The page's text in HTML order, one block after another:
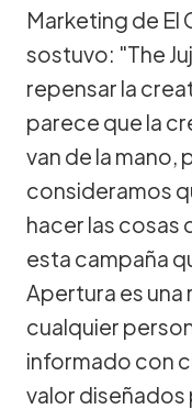
Marketing de El
sostuvo: "The
repensar la
parece que la
van de la mano,
consideramos
hacer las cosas
esta campaña
Apertura es
cualquier
informado con
valor diseñados